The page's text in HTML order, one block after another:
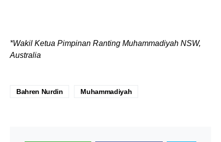
*Wakil Ketua Pimpinan Ranting Muhammadiyah NSW,
Australia
Bahren Nurdin Muhammadiyah